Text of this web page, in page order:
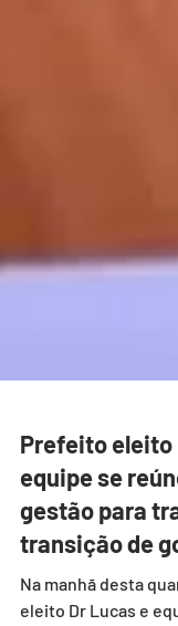
Prefeito eleito
equipe se
gestão para
transição de
Na manhã desta